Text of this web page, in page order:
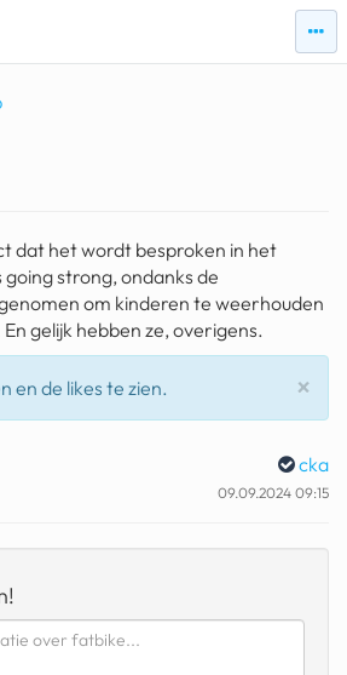
zie
dat het wordt besproken in het
strong, ondanks de
om kinderen te weerhouden
gelijk hebben ze, overigens.
×
en de likes te zien.
cka
09.09.2024 09:15